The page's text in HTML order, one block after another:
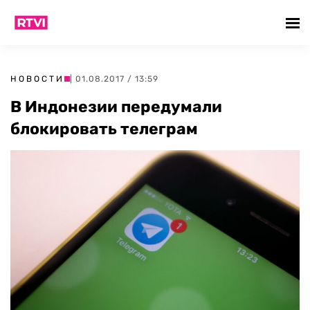
НОВОСТИ | 01.08.2017 / 13:59
В Индонезии передумали
блокировать телеграм